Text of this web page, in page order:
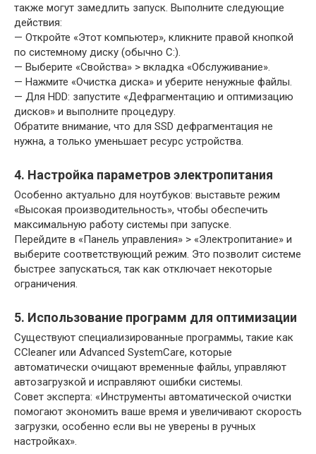
также могут замедлить запуск. Выполните следующие
действия:
— Откройте «Этот компьютер», кликните правой кнопкой
по системному диску (обычно C:).
— Выберите «Свойства» > вкладка «Обслуживание».
— Нажмите «Очистка диска» и уберите ненужные файлы.
— Для HDD: запустите «Дефрагментацию и оптимизацию
дисков» и выполните процедуру.
Обратите внимание, что для SSD дефрагментация не
нужна, а только уменьшает ресурс устройства.
4. Настройка параметров электропитания
Особенно актуально для ноутбуков: выставьте режим
«Высокая производительность», чтобы обеспечить
максимальную работу системы при запуске.
Перейдите в «Панель управления» > «Электропитание» и
выберите соответствующий режим. Это позволит системе
быстрее запускаться, так как отключает некоторые
ограничения.
5. Использование программ для оптимизации
Существуют специализированные программы, такие как
CCleaner или Advanced SystemCare, которые
автоматически очищают временные файлы, управляют
автозагрузкой и исправляют ошибки системы.
Совет эксперта: «Инструменты автоматической очистки
помогают экономить ваше время и увеличивают скорость
загрузки, особенно если вы не уверены в ручных
настройках».